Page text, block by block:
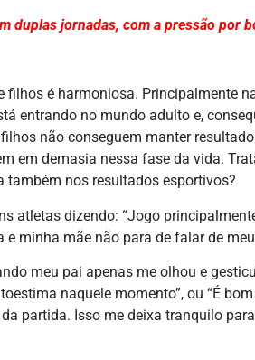
duplas jornadas, com a pressão por
filhos é harmoniosa. Principalmente
entrando no mundo adulto e,
não conseguem manter
em demasia nessa fase da vida.
também nos resultados esportivos?
atletas dizendo: “Jogo
minha mãe não para de falar de
meu pai apenas me olhou e
naquele momento”, ou “É
partida. Isso me deixa tranquilo